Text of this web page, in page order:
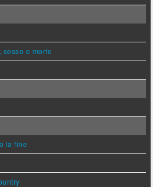
sesso e morte
la fine